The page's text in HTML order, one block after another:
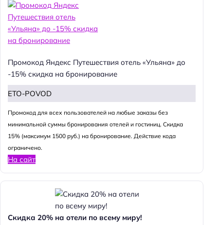
Промокод Яндекс Путешествия отель «Ульяна» до
-15% скидка на бронирование
ETO-POVOD
Промокод для всех пользователей на любые заказы без
минимальной суммы бронирования отелей и гостиниц. Скидка
15% (максимум 1500 руб.) на бронирование. Действие кода
ограничено.
На сайт
Скидка 20% на отели по всему миру!